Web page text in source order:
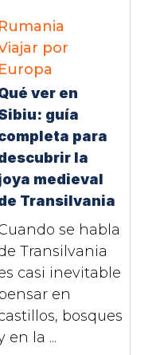
Rumania
por
Europa
ver en
guía
para
la
medieval
Transilvania
se habla
Transilvania
casi inevitable
pensar en
bosques
en la ...